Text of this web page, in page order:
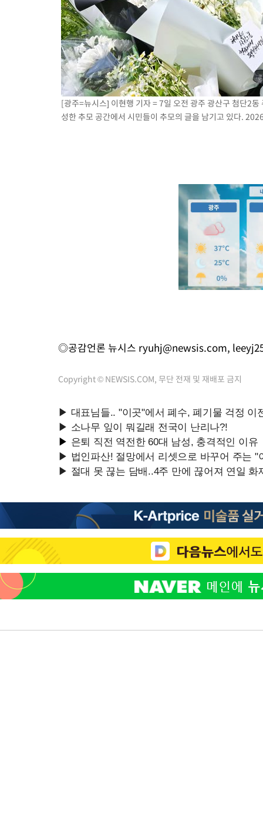
[광주=뉴시스] 이현행 기자 = 7일 오전 광주 광산구 첨단2
성한 추모 공간에서 시민들이 추모의 글을 남기고 있다.
◎공감언론 뉴시스 ryuhj@newsis.com,
Copyright © NEWSIS.COM, 무단 전재 및 재배포 금지